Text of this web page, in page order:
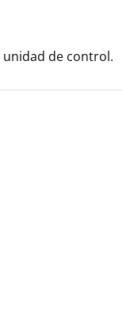
unidad de control.